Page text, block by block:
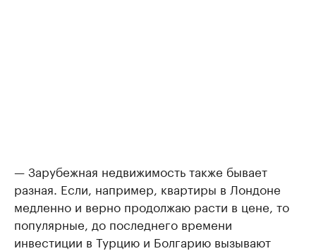
— Зарубежная недвижимость также бывает
разная. Если, например, квартиры в Лондоне
медленно и верно продолжаю расти в цене, то
популярные, до последнего времени
инвестиции в Турцию и Болгарию вызывают